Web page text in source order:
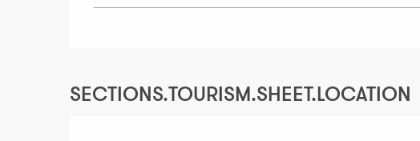
SECTIONS.TOURISM.SHEET.LOCATION